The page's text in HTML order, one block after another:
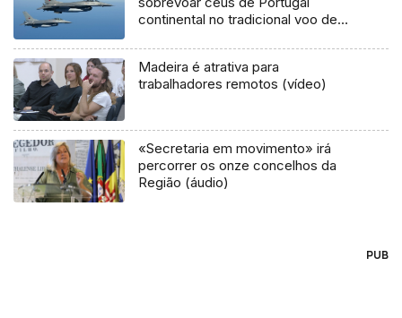
continental no tradicional voo de
Madeira é atrativa para
trabalhadores remotos (vídeo)
«Secretaria em movimento» irá
percorrer os onze concelhos da
Região (áudio)
PUB